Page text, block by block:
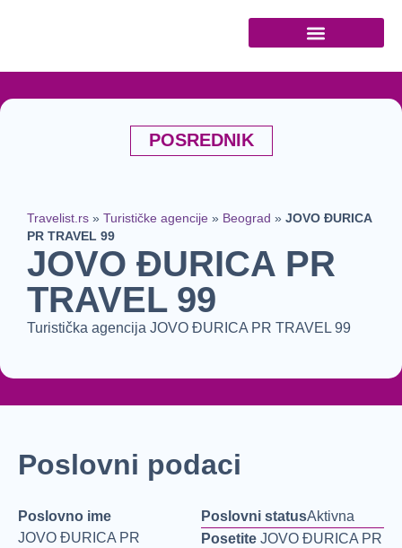
POSREDNIK
Travelist.rs » Turističke agencije » Beograd » JOVO ĐURICA
PR TRAVEL 99
JOVO ĐURICA PR
TRAVEL 99
Turistička agencija JOVO ĐURICA PR TRAVEL 99
Poslovni podaci
Poslovno ime
JOVO ĐURICA PR
Poslovni statusAktivna
Posetite JOVO ĐURICA PR